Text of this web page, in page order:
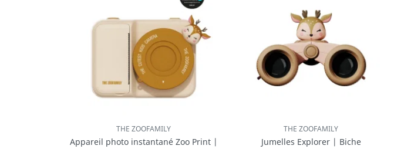
 Aperçu rapide
THE ZOOFAMILY
Appareil photo instantané Zoo Print |
 Aperçu rapide
THE ZOOFAMILY
Jumelles Explorer | Biche